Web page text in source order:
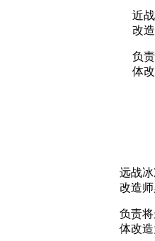
近
改
负
体
远战
改造
负责
体改